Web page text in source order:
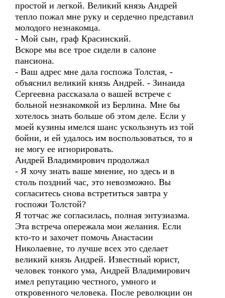
простой и легкой. Великий князь Андрей
тепло пожал мне руку и сердечно представил
молодого незнакомца.
- Мой сын, граф Красинский.
Вскоре мы все трое сидели в салоне
пансиона.
- Ваш адрес мне дала госпожа Толстая, -
объяснил великий князь Андрей. - Зинаида
Сергеевна рассказала о вашей встрече с
больной незнакомкой из Берлина. Мне бы
хотелось знать больше об этом деле. Если у
моей кузины имелся шанс ускользнуть из той
бойни, и ей удалось им воспользоваться, то я
не могу ее игнорировать.
Андрей Владимирович продолжал
- Я хочу знать ваше мнение, но здесь и в
столь поздний час, это невозможно. Вы
согласитесь снова встретиться завтра у
госпожи Толстой?
Я тотчас же согласилась, полная энтузиазма.
Эта встреча опережала мои желания. Если
кто-то и захочет помочь Анастасии
Николаевне, то лучше всех это сделает
великий князь Андрей. Известный юрист,
человек тонкого ума, Андрей Владимирович
имел репутацию честного, умного и
откровенного человека. После революции он